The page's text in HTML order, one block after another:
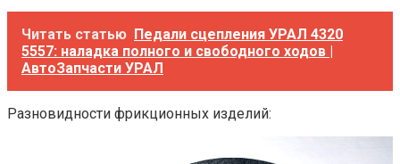
Читать статью Педали сцепления УРАЛ 4320
5557: наладка полного и свободного ходов |
АвтоЗапчасти УРАЛ
Разновидности фрикционных изделий: